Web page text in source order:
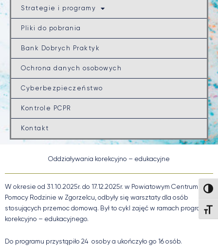
Strategie i programy
Pliki do pobrania
Bank Dobrych Praktyk
Ochrona danych osobowych
Cyberbezpieczeństwo
Kontrole PCPR
Kontakt
Oddziaływania korekcyjno – edukacyjne
W okresie od 31.10.2025r. do 17.12.2025r. w Powiatowym Centrum
Pomocy Rodzinie w Zgorzelcu, odbyły się warsztaty dla osób
stosujących przemoc domową. Był to cykl zajęć w ramach programu
korekcyjno – edukacyjnego.
Do programu przystąpiło 24 osoby a ukończyło go 16 osób.